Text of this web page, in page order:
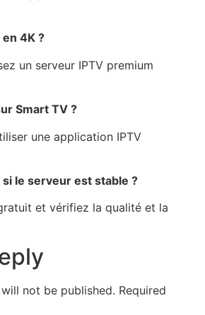
4K ?
un serveur IPTV premium
Smart TV ?
une application IPTV
le serveur est stable ?
et vérifiez la qualité et la
not be published. Required